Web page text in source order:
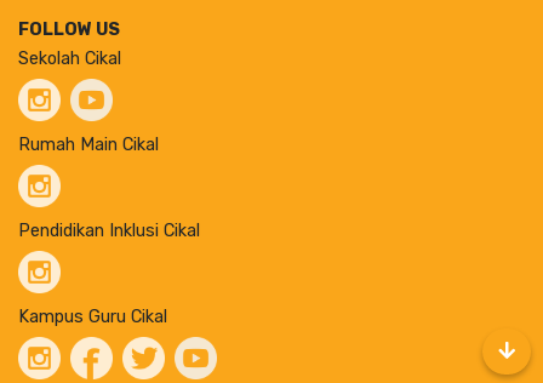
FOLLOW US
Sekolah Cikal
Rumah Main Cikal
Pendidikan Inklusi Cikal
Kampus Guru Cikal